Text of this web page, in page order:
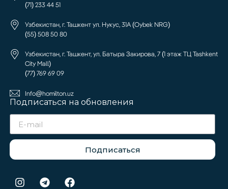
(71) 233 44 51
Узбекистан, г. Ташкент ул. Нукус, 31А (Oybek NRG)
(55) 508 50 80
Узбекистан, г. Ташкент, ул. Батыра Закирова, 7 (1 этаж ТЦ Tashkent
City Mall)
(77) 769 69 09
Info@homilton.uz
Подписаться на обновления
Подписаться